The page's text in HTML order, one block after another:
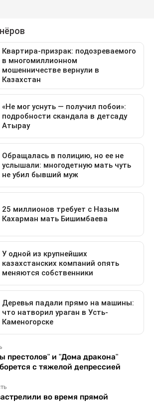
престолов" и "Дома дракона"
с тяжелой депрессией
во время прямой